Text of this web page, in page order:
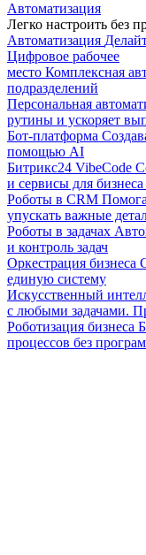
Автоматизация
Легко настроить без
Автоматизация
Цифровое рабочее
место Комплексная
подразделений
Персональная
рутины и ускоряет
Бот-платформа
помощью AI
Битрикс24 VibeCode
и сервисы для
Роботы в CRM
упускать важные
Роботы в задачах
и контроль задач
Оркестрация бизнеса
единую систему
Искусственный
с любыми задачами.
Роботизация бизнеса
процессов без